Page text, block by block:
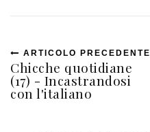
ARTICOLO PRECEDENTE
Chicche quotidiane
(17) - Incastrandosi
con l'italiano